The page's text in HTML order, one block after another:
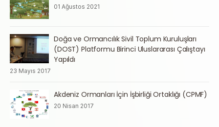
01 Ağustos 2021
Doğa ve Ormancılık Sivil Toplum Kuruluşları
(DOST) Platformu Birinci Uluslararası Çalıştayı
Yapıldı
23 Mayıs 2017
Akdeniz Ormanları İçin İşbirliği Ortaklığı (CPMF)
20 Nisan 2017